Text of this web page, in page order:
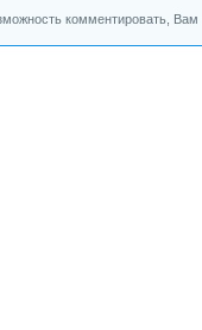
комментировать,